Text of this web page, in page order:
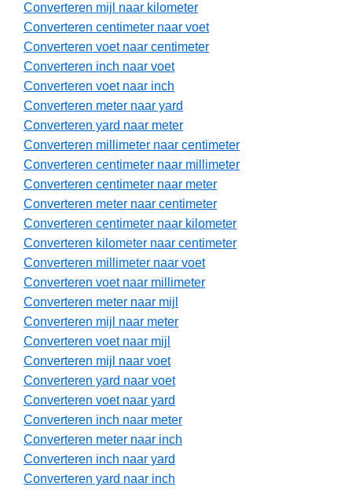
Converteren mijl naar kilometer
Converteren centimeter naar voet
Converteren voet naar centimeter
Converteren inch naar voet
Converteren voet naar inch
Converteren meter naar yard
Converteren yard naar meter
Converteren millimeter naar centimeter
Converteren centimeter naar millimeter
Converteren centimeter naar meter
Converteren meter naar centimeter
Converteren centimeter naar kilometer
Converteren kilometer naar centimeter
Converteren millimeter naar voet
Converteren voet naar millimeter
Converteren meter naar mijl
Converteren mijl naar meter
Converteren voet naar mijl
Converteren mijl naar voet
Converteren yard naar voet
Converteren voet naar yard
Converteren inch naar meter
Converteren meter naar inch
Converteren inch naar yard
Converteren yard naar inch